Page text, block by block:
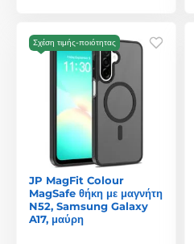
Σχέση τιμής-ποιότητας
JP MagFit Colour
MagSafe θήκη με μαγνήτη
N52, Samsung Galaxy
A17, μαύρη